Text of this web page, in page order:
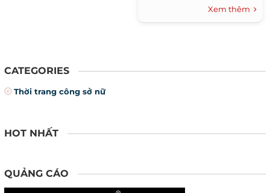
Xem thêm
CATEGORIES
Thời trang công sở nữ
HOT NHẤT
QUẢNG CÁO